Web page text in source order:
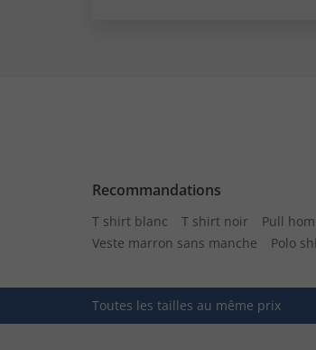
Recommandations
T shirt blanc T shirt noir Pull
Veste marron sans manche
Polo
Toutes les tailles au même prix